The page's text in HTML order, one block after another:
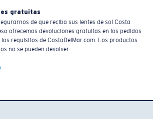
gratuitas
de que reciba sus lentes de sol Costa
ofrecemos devoluciones gratuitas en los pedidos
requisitos de CostaDelMar.com. Los productos
no se pueden devolver.